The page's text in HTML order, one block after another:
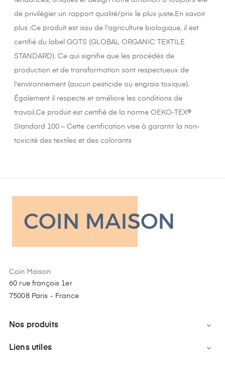
de privilégier un rapport qualité/prix le plus juste.En savoir
plus :Ce produit est issu de l'agriculture biologique, il est
certifié du label GOTS (GLOBAL ORGANIC TEXTILE
STANDARD). Ce qui signifie que les procédés de
production et de transformation sont respectueux de
l'environnement (aucun pesticide ou engrais toxique).
Également il respecte et améliore les conditions de
travail.Ce produit est certifié de la norme OEKO-TEX®
Standard 100 – Cette certification vise à garantir la non-
toxicité des textiles et des colorants
Coin Maison
60 rue françois 1er
75008 Paris - France
Nos produits 
Liens utiles 